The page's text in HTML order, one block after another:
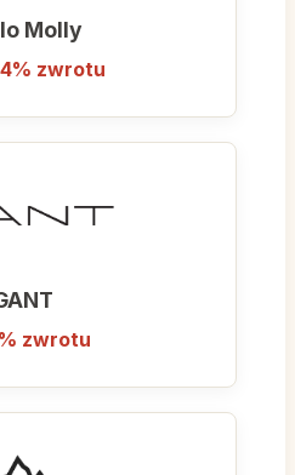
Molly
zwrotu
zwrotu